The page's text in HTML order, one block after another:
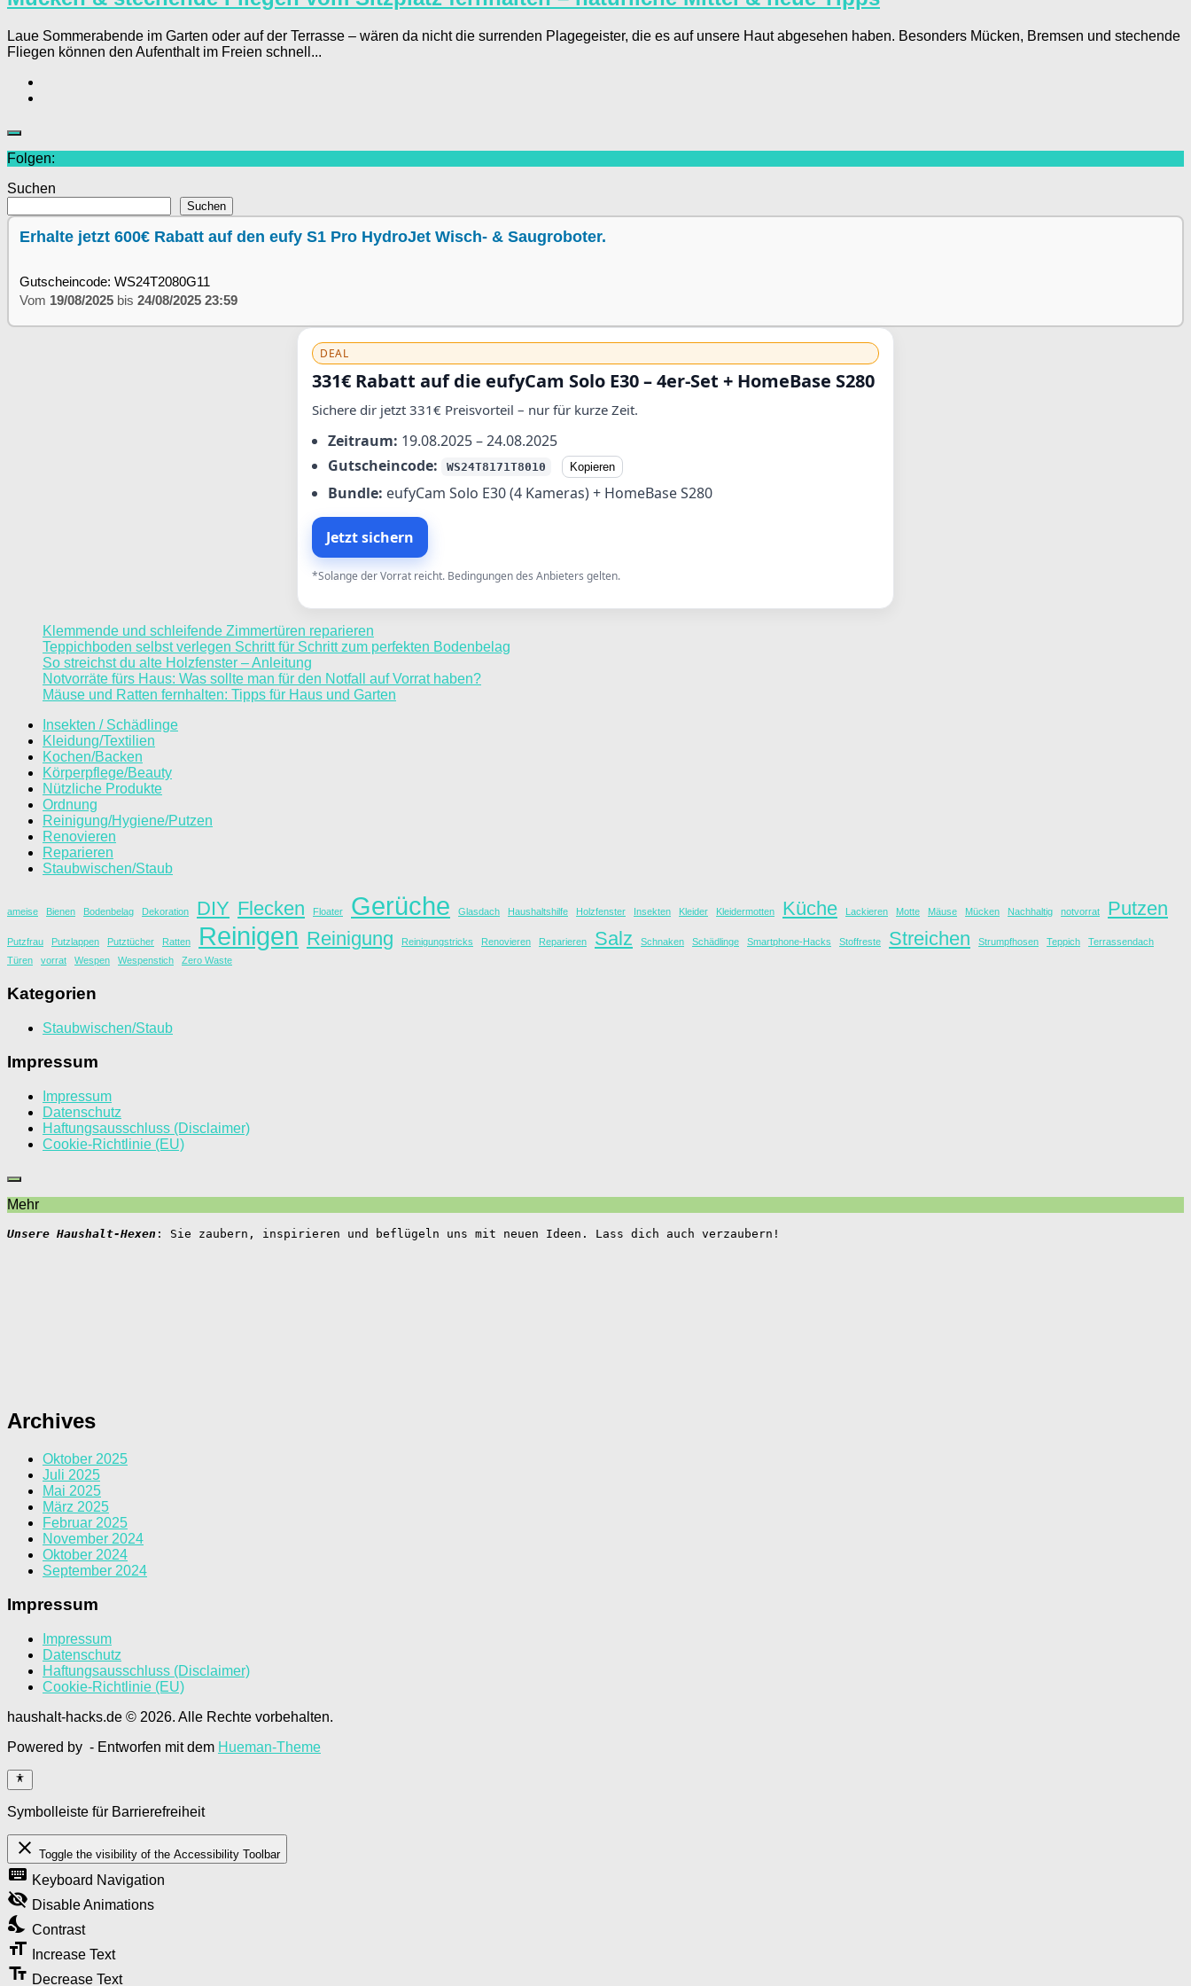
Laue Sommerabende im Garten oder auf der Terrasse – wären da nicht die surrenden Plagegeister, die es auf unsere Haut abgesehen haben. Besonders Mücken, Bremsen und stechende
Fliegen können den Aufenthalt im Freien schnell...
Folgen:
Suchen
Suchen
Erhalte jetzt 600€ Rabatt auf den eufy S1 Pro HydroJet Wisch- & Saugroboter.
Gutscheincode: WS24T2080G11
Vom 19/08/2025 bis 24/08/2025 23:59
DEAL
331€ Rabatt auf die eufyCam Solo E30 – 4er-Set + HomeBase S280
Sichere dir jetzt 331€ Preisvorteil – nur für kurze Zeit.
Zeitraum: 19.08.2025 – 24.08.2025
Gutscheincode:
WS24T8171T8010 Kopieren
Bundle: eufyCam Solo E30 (4 Kameras) + HomeBase S280
Jetzt sichern
*Solange der Vorrat reicht. Bedingungen des Anbieters gelten.
Klemmende und schleifende Zimmertüren reparieren
Teppichboden selbst verlegen Schritt für Schritt zum perfekten Bodenbelag
So streichst du alte Holzfenster – Anleitung
Notvorräte fürs Haus: Was sollte man für den Notfall auf Vorrat haben?
Mäuse und Ratten fernhalten: Tipps für Haus und Garten
Insekten / Schädlinge
Kleidung/Textilien
Kochen/Backen
Körperpflege/Beauty
Nützliche Produkte
Ordnung
Reinigung/Hygiene/Putzen
Renovieren
Reparieren
Staubwischen/Staub
ameise Bienen Bodenbelag Dekoration DIY Flecken Floater Gerüche Glasdach Haushaltshilfe Holzfenster Insekten Kleider Kleidermotten Küche Lackieren Motte Mäuse Mücken Nachhaltig notvorrat Putzen
Putzfrau Putzlappen Putztücher Ratten Reinigen Reinigung Reinigungstricks Renovieren Reparieren Salz Schnaken Schädlinge Smartphone-Hacks Stoffreste Streichen Strumpfhosen Teppich
Terrassendach
Türen
vorrat Wespen Wespenstich Zero Waste
Kategorien
Staubwischen/Staub
Impressum
Impressum
Datenschutz
Haftungsausschluss (Disclaimer)
Cookie-Richtlinie (EU)
Mehr
Unsere Haushalt-Hexen : Sie zaubern, inspirieren und beflügeln uns mit neuen Ideen. Lass dich auch verzaubern!
Archives
Oktober 2025
Juli 2025
Mai 2025
März 2025
Februar 2025
November 2024
Oktober 2024
September 2024
Impressum
Impressum
Datenschutz
Haftungsausschluss (Disclaimer)
Cookie-Richtlinie (EU)
haushalt-hacks.de © 2026. Alle Rechte vorbehalten.
Powered by - Entworfen mit dem Hueman-Theme
Symbolleiste für Barrierefreiheit
close Toggle the visibility of the Accessibility Toolbar
keyboard Keyboard Navigation
visibility_off Disable Animations
nights_stay Contrast
format_size Increase Text
text_fields Decrease Text